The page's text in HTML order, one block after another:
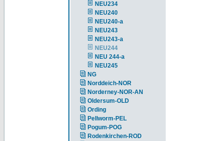
NEU234
NEU240
NEU240-a
NEU243
NEU243-a
NEU244
NEU 244-a
NEU245
NG
Norddeich-NOR
Norderney-NOR-AN
Oldersum-OLD
Ording
Pellworm-PEL
Pogum-POG
Rodenkirchen-ROD